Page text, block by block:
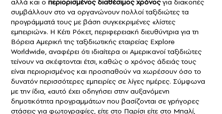
αλλά και ο περιορισμένος διαθέσιμος χρόνοςγια διακοπές
συμβάλλουν στο να οργανώνουν πολλοίταξιδιώτεςτα
προγράμματά τους με βάση συγκεκριμένες «λίστες
εμπειριών». Η Κέιτι Ρόκετ, περιφερειακή διευθύντρια για τη
Βόρεια Αμερική της ταξιδιωτικής εταιρείας Explore
Worldwide, αναφέρει ότι ιδιαίτερα οι Αμερικανοί ταξιδιώτες
τείνουν να σκέφτονται έτσι, καθώς ο χρόνος άδειάς τους
είναι περιορισμένος και προσπαθούν να χωρέσουν όσο το
δυνατόν περισσότερες εμπειρίες σε λίγες ημέρες. Σύμφωνα
με την ίδια, «αυτό έχει οδηγήσει στην αυξανόμενη
δημοτικότητα προγραμμάτων που βασίζονται σε γρήγορες
στάσεις για φωτογραφίες, είτε στο Παρίσι είτε στο Μπαλί,